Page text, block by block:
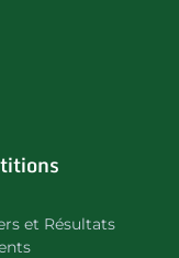
et Résultats